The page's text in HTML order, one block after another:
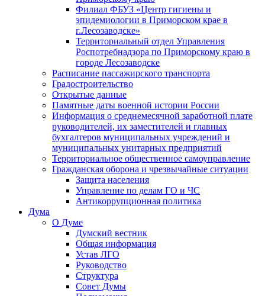
Филиал ФБУЗ «Центр гигиены и
эпидемиологии в Приморском крае в
г.Лесозаводске»
Территориальный отдел Управления
Роспотребнадзора по Приморскому краю в
городе Лесозаводске
Расписание пассажирского транспорта
Градостроительство
Открытые данные
Памятные даты военной истории России
Информация о среднемесячной заработной плате
руководителей, их заместителей и главных
бухгалтеров муниципальных учреждений и
муниципальных унитарных предприятий
Территориальное общественное самоуправление
Гражданская оборона и чрезвычайные ситуации
Защита населения
Управление по делам ГО и ЧС
Антикоррупционная политика
Дума
О Думе
Думский вестник
Общая информация
Устав ЛГО
Руководство
Структура
Совет Думы